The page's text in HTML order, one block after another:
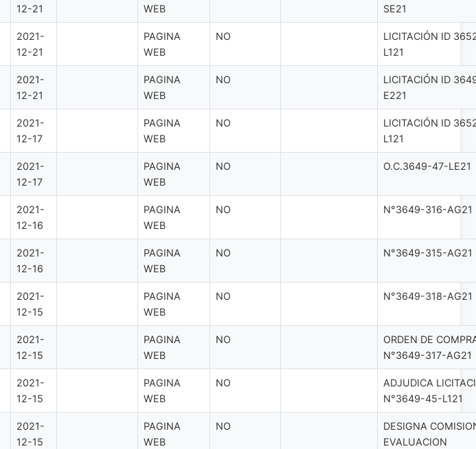
12-21
WEB
SE21
2021-
12-21
PAGINA
WEB
NO
LICITACIÓN ID
L121
2021-
12-21
PAGINA
WEB
NO
LICITACIÓN ID
E221
2021-
12-17
PAGINA
WEB
NO
LICITACIÓN ID
L121
2021-
12-17
PAGINA
WEB
NO O.C.3649-47-LE21
2021-
12-16
PAGINA
WEB
NO N°3649-316-AG21
2021-
12-16
PAGINA
WEB
NO N°3649-315-AG21
2021-
12-15
PAGINA
WEB
NO N°3649-318-AG21
2021-
12-15
PAGINA
WEB
NO
ORDEN DE
N°3649-317-AG21
2021-
12-15
PAGINA
WEB
NO
ADJUDICA
N°3649-45-L121
2021-
12-15
PAGINA
WEB
NO
DESIGNA
EVALUACION